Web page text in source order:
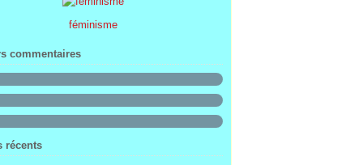
féminisme
commentaires
récents